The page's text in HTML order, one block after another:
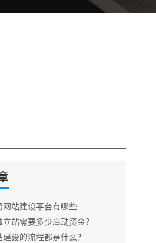
网站建设平台有哪些
站需要多少启动资金？
设的流程都是什么？